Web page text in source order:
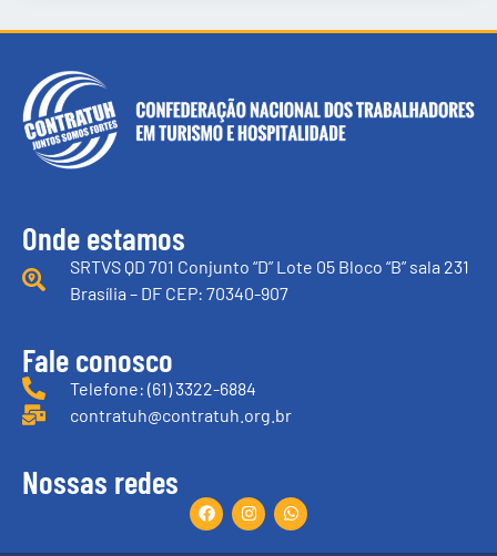
Onde estamos
SRTVS QD 701 Conjunto “D” Lote 05 Bloco “B” sala 231
Brasília – DF CEP: 70340-907
Fale conosco
Telefone: (61) 3322-6884
contratuh@contratuh.org.br
Nossas redes